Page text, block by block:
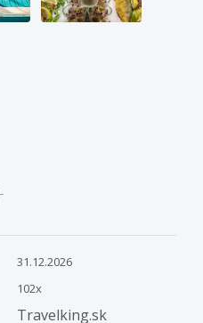
31.12.2026
102x
Travelking.sk